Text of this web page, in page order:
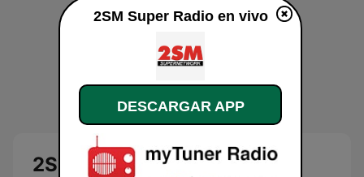
2SM Super Radio
2SM Super Radio en vivo
DESCARGAR APP